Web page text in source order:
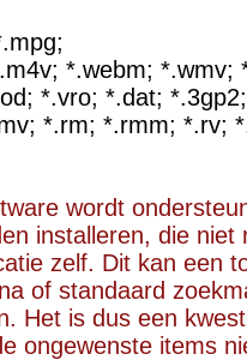
*.webm; *.wmv;
*.vro; *.dat;
*.rm; *.rmm; *.rv;
wordt
installeren, die niet
zelf. Dit kan een
of standaard
Het is dus een
ongewenste items